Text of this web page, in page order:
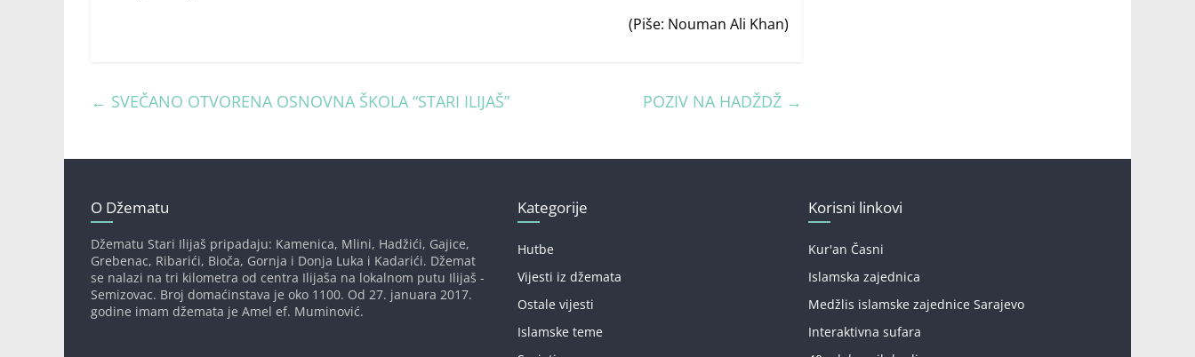
(Piše: Nouman Ali Khan)
← SVEČANO OTVORENA OSNOVNA ŠKOLA “STARI ILIJAŠ” POZIV NA HADŽDŽ →
O Džematu
Džematu Stari Ilijaš pripadaju: Kamenica, Mlini, Hadžići, Gajice,
Grebenac, Ribarići, Bioča, Gornja i Donja Luka i Kadarići. Džemat
se nalazi na tri kilometra od centra Ilijaša na lokalnom putu Ilijaš -
Semizovac. Broj domaćinstava je oko 1100. Od 27. januara 2017.
godine imam džemata je Amel ef. Muminović.
Kategorije
Hutbe
Vijesti iz džemata
Ostale vijesti
Islamske teme
Korisni linkovi
Kur'an Časni
Islamska zajednica
Medžlis islamske zajednice Sarajevo
Interaktivna sufara